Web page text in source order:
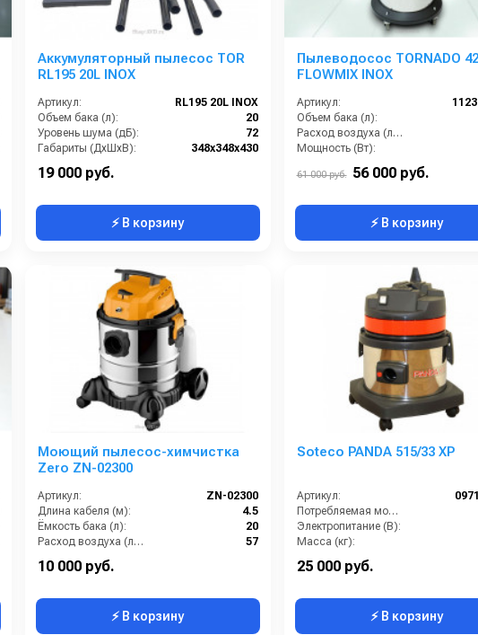
Аккумуляторный пылесос TOR
RL195 20L INOX
Артикул:
RL195 20L INOX
Объем бака (л):
20
Уровень шума (дБ):
72
Габариты (ДхШхВ):
348х348х430
Кол-во турбин:
19 000 руб.
⚡ В корзину
Пылеводосос TORNADO
FLOWMIX INOX
Артикул:
Объем бака (л):
Расход воздуха (л/сек):
Мощность (Вт):
61 000 руб. 56 000 руб.
⚡ В корзину
Моющий пылесос-химчистка
Zero ZN-02300
Артикул:
ZN-02300
Длина кабеля (м):
4.5
Ёмкость бака (л):
20
Расход воздуха (л/сек):
57
10 000 руб.
⚡ В корзину
Soteco PANDA 515/33 XP
Артикул:
Потребляемая мощность (кВт):
Электропитание (В):
Масса (кг):
25 000 руб.
⚡ В корзину